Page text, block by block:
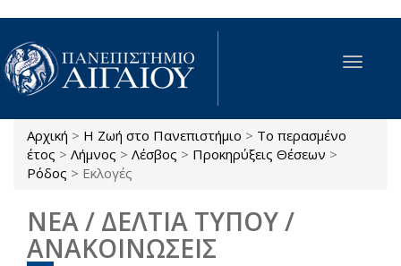
Παράκαμψη προς το κυρίως περιεχόμενο
Toggle
Είστε εδώ
Αρχική > Η Ζωή στο Πανεπιστήμιο > Το περασμένο
έτος > Λήμνος > Λέσβος > Προκηρύξεις Θέσεων >
Ρόδος > Εκλογές
ΝΕΑ / ΔΕΛΤΙΑ ΤΥΠΟΥ /
ΑΝΑΚΟΙΝΩΣΕΙΣ